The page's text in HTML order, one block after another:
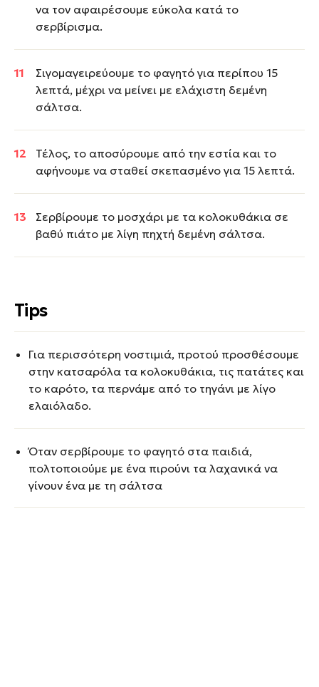
να τον αφαιρέσουμε εύκολα κατά το
σερβίρισμα.
Σιγομαγειρεύουμε το φαγητό για περίπου 15
λεπτά, μέχρι να μείνει με ελάχιστη δεμένη
σάλτσα.
Τέλος, το αποσύρουμε από την εστία και το
αφήνουμε να σταθεί σκεπασμένο για 15 λεπτά.
Σερβίρουμε το μοσχάρι με τα κολοκυθάκια σε
βαθύ πιάτο με λίγη πηχτή δεμένη σάλτσα.
Tips
Για περισσότερη νοστιμιά, προτού προσθέσουμε
στην κατσαρόλα τα κολοκυθάκια, τις πατάτες και
το καρότο, τα περνάμε από το τηγάνι με λίγο
ελαιόλαδο.
Όταν σερβίρουμε το φαγητό στα παιδιά,
πολτοποιούμε με ένα πιρούνι τα λαχανικά να
γίνουν ένα με τη σάλτσα